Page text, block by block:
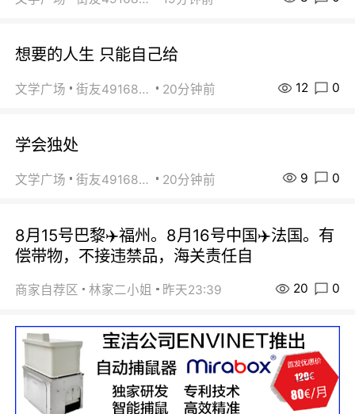
想要的人生 只能自己给
文学广场 街友49168527 20分钟前 12 0
学会独处
文学广场 街友49168527 20分钟前 9 0
8月15号巴黎✈️福州。8月16号中国✈️法国。有
偿带物，不接违禁品，海关责任自
商家自荐区 林家二小姐 昨天23:39 20 0